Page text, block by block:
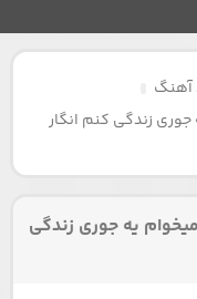
آهنگ
زندگی کنم انگار
یه جوری زندگی